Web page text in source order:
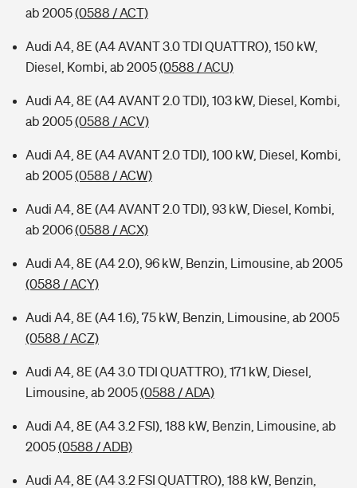
ab 2005(0588 / ACT)
Audi A4, 8E (A4 AVANT 3.0 TDI QUATTRO), 150 kW,
Diesel, Kombi, ab 2005(0588 / ACU)
Audi A4, 8E (A4 AVANT 2.0 TDI), 103 kW, Diesel, Kombi,
ab 2005(0588 / ACV)
Audi A4, 8E (A4 AVANT 2.0 TDI), 100 kW, Diesel, Kombi,
ab 2005(0588 / ACW)
Audi A4, 8E (A4 AVANT 2.0 TDI), 93 kW, Diesel, Kombi,
ab 2006(0588 / ACX)
Audi A4, 8E (A4 2.0), 96 kW, Benzin, Limousine, ab 2005
(0588 / ACY)
Audi A4, 8E (A4 1.6), 75 kW, Benzin, Limousine, ab 2005
(0588 / ACZ)
Audi A4, 8E (A4 3.0 TDI QUATTRO), 171 kW, Diesel,
Limousine, ab 2005(0588 / ADA)
Audi A4, 8E (A4 3.2 FSI), 188 kW, Benzin, Limousine, ab
2005(0588 / ADB)
Audi A4, 8E (A4 3.2 FSI QUATTRO), 188 kW, Benzin,